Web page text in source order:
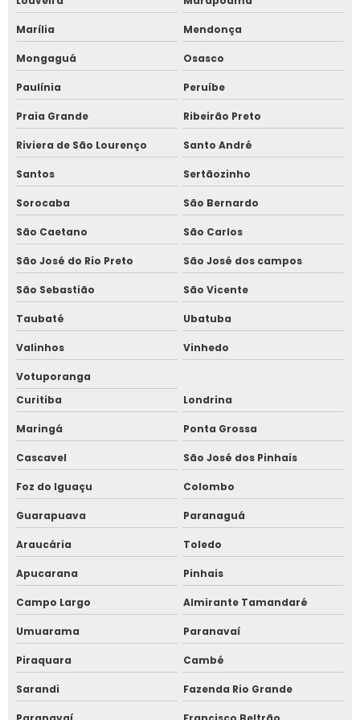
Projeto de combate a incêndio preço
Projeto de detecção de amônia
Projeto de linha de vida e ponto de ancoragem
Projeto de segurança de máquinas em ms
Projeto de ventilação mecânica
Projetos de adequação de máquinas nr 12
Projetos de combate a incêndio
Projetos de nr 12
Projetos de para raios spda
Projetos de prevenção e combate a incêndio
Projetos de segurança com amônia
Projetos de spda
Projetos de spda preço
Projetos elétricos
Projetos elétricos de baixa tensão
Projetos elétricos em campo grande
Projetos elétricos industriais
Projetos linha de vida preço
Projetos spda campo grande
Projetos spda mato grosso do sul
Marília Mendonça
Mongaguá Osasco
Paulínia Peruíbe
Praia Grande Ribeirão Preto
Riviera de São Lourenço Santo André
Santos Sertãozinho
Sorocaba São Bernardo
São Caetano São Carlos
São José do Rio Preto São José dos campos
São Sebastião São Vicente
Taubaté Ubatuba
Valinhos Vinhedo
Votuporanga
Curitiba
Londrina
Maringá Ponta Grossa
Cascavel São José dos Pinhais
Foz do Iguaçu Colombo
Guarapuava Paranaguá
Araucária Toledo
Apucarana Pinhais
Campo Largo Almirante Tamandaré
Umuarama Paranavaí
Piraquara Cambé
Sarandi Fazenda Rio Grande